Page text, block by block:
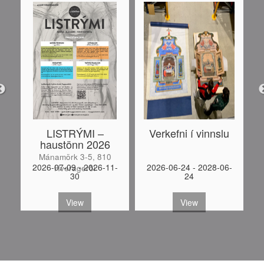
LISTRÝMI –
haustönn 2026
Mánamörk 3-5, 810
Hveragerði
2026-07-09 - 2026-11-
30
View
Verkefni í vinnslu
2026-06-24 - 2028-06-
24
View